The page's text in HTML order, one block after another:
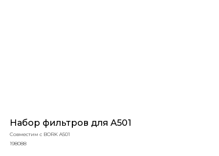
Набор фильтров для A501
Совместим с BORK A501
198088